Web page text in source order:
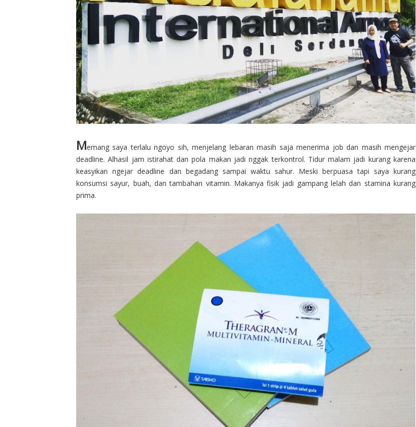
Memang saya terlalu ngoyo sih, menjelang lebaran masih saja menerima job dan masih mengejar
deadline. Alhasil jam istirahat dan pola makan jadi nggak terkontrol. Tidur malam jadi kurang karena
keasyikan ngejar deadline dan begadang sampai waktu sahur. Meski berpuasa tapi saya kurang
konsumsi sayur, buah, dan tambahan vitamin. Makanya fisik jadi gampang lelah dan stamina kurang
prima.